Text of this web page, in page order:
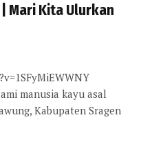
Mari Kita Ulurkan
manusia kayu asal
Kabupaten Sragen